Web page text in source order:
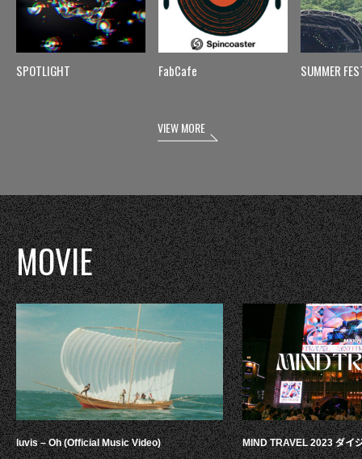
SPOTLIGHT FabCafe SUMMER
VIEW MORE
MOVIE
luvis – Oh (Official Music Video) MIND TRAVEL 2023 ダイ